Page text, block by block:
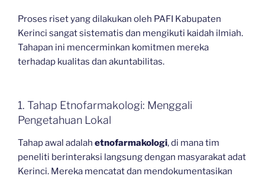
Proses riset yang dilakukan oleh PAFI Kabupaten
Kerinci sangat sistematis dan mengikuti kaidah ilmiah.
Tahapan ini mencerminkan komitmen mereka
terhadap kualitas dan akuntabilitas.
1. Tahap Etnofarmakologi: Menggali
Pengetahuan Lokal
Tahap awal adalah etnofarmakologi, di mana tim
peneliti berinteraksi langsung dengan masyarakat adat
Kerinci. Mereka mencatat dan mendokumentasikan